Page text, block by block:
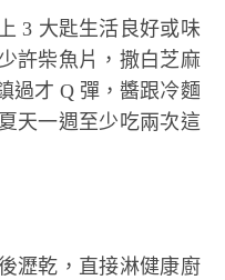
3 大匙生活良好或味
許柴魚片，撒白芝麻
過才 Q 彈，醬跟冷麵
天一週至少吃兩次這
瀝乾，直接淋健康廚